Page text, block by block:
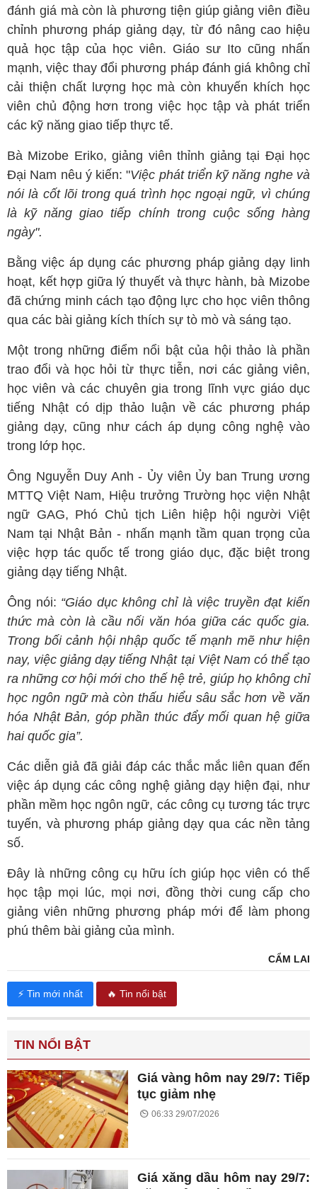
đánh giá mà còn là phương tiện giúp giảng viên điều
chỉnh phương pháp giảng dạy, từ đó nâng cao hiệu
quả học tập của học viên. Giáo sư Ito cũng nhấn
mạnh, việc thay đổi phương pháp đánh giá không chỉ
cải thiện chất lượng học mà còn khuyến khích học
viên chủ động hơn trong việc học tập và phát triển
các kỹ năng giao tiếp thực tế.
Bà Mizobe Eriko, giảng viên thỉnh giảng tại Đại học
Đại Nam nêu ý kiến: "Việc phát triển kỹ năng nghe và
nói là cốt lõi trong quá trình học ngoại ngữ, vì chúng
là kỹ năng giao tiếp chính trong cuộc sống hàng
ngày".
Bằng việc áp dụng các phương pháp giảng dạy linh
hoạt, kết hợp giữa lý thuyết và thực hành, bà Mizobe
đã chứng minh cách tạo động lực cho học viên thông
qua các bài giảng kích thích sự tò mò và sáng tạo.
Một trong những điểm nổi bật của hội thảo là phần
trao đổi và học hỏi từ thực tiễn, nơi các giảng viên,
học viên và các chuyên gia trong lĩnh vực giáo dục
tiếng Nhật có dịp thảo luận về các phương pháp
giảng dạy, cũng như cách áp dụng công nghệ vào
trong lớp học.
Ông Nguyễn Duy Anh - Ủy viên Ủy ban Trung ương
MTTQ Việt Nam, Hiệu trưởng Trường học viện Nhật
ngữ GAG, Phó Chủ tịch Liên hiệp hội người Việt
Nam tại Nhật Bản - nhấn mạnh tầm quan trọng của
việc hợp tác quốc tế trong giáo dục, đặc biệt trong
giảng dạy tiếng Nhật.
Ông nói: “Giáo dục không chỉ là việc truyền đạt kiến
thức mà còn là cầu nối văn hóa giữa các quốc gia.
Trong bối cảnh hội nhập quốc tế mạnh mẽ như hiện
nay, việc giảng dạy tiếng Nhật tại Việt Nam có thể tạo
ra những cơ hội mới cho thế hệ trẻ, giúp họ không chỉ
học ngôn ngữ mà còn thấu hiểu sâu sắc hơn về văn
hóa Nhật Bản, góp phần thúc đẩy mối quan hệ giữa
hai quốc gia”.
Các diễn giả đã giải đáp các thắc mắc liên quan đến
việc áp dụng các công nghệ giảng dạy hiện đại, như
phần mềm học ngôn ngữ, các công cụ tương tác trực
tuyến, và phương pháp giảng dạy qua các nền tảng
số.
Đây là những công cụ hữu ích giúp học viên có thể
học tập mọi lúc, mọi nơi, đồng thời cung cấp cho
giảng viên những phương pháp mới để làm phong
phú thêm bài giảng của mình.
CẨM LAI
⚡ Tin mới nhất 🔥 Tin nổi bật
TIN NỔI BẬT
Giá vàng hôm nay 29/7: Tiếp
tục giảm nhẹ
06:33 29/07/2026
Giá xăng dầu hôm nay 29/7: